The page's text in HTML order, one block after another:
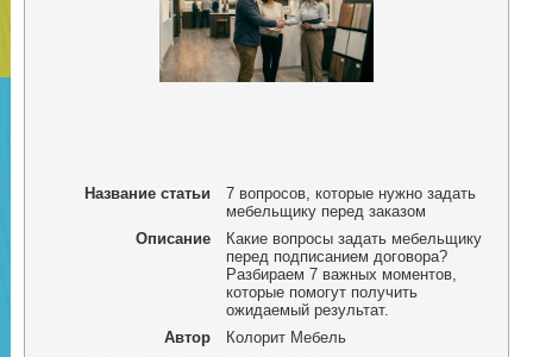
Название статьи
7 вопросов, которые нужно задать
мебельщику перед заказом
Описание
Какие вопросы задать мебельщику
перед подписанием договора?
Разбираем 7 важных моментов,
которые помогут получить
ожидаемый результат.
Автор
Колорит Мебель